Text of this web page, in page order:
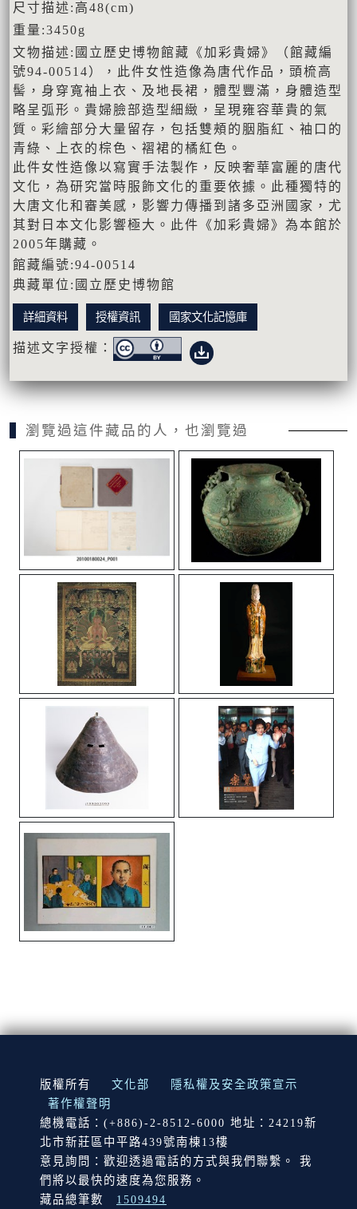
尺寸描述:高48(cm)
重量:3450g
文物描述:國立歷史博物館藏《加彩貴婦》（館藏編
號94-00514），此件女性造像為唐代作品，頭梳高
髻，身穿寬袖上衣、及地長裙，體型豐滿，身體造型
略呈弧形。貴婦臉部造型細緻，呈現雍容華貴的氣
質。彩繪部分大量留存，包括雙頰的胭脂紅、袖口的
青綠、上衣的棕色、褶裙的橘紅色。
此件女性造像以寫實手法製作，反映奢華富麗的唐代
文化，為研究當時服飾文化的重要依據。此種獨特的
大唐文化和審美感，影響力傳播到諸多亞洲國家，尤
其對日本文化影響極大。此件《加彩貴婦》為本館於
2005年購藏。
館藏編號:94-00514
典藏單位:國立歷史博物館
詳細資料 授權資訊 國家文化記憶庫
描述文字授權：
瀏覽過這件藏品的人，也瀏覽過
:::
版權所有 文化部
隱私權及安全政策宣示
著作權聲明
總機電話：(+886)-2-8512-6000 地址：24219新
北市新莊區中平路439號南棟13樓
意見詢問：歡迎透過電話的方式與我們聯繫。 我
們將以最快的速度為您服務。
藏品總筆數
1509494